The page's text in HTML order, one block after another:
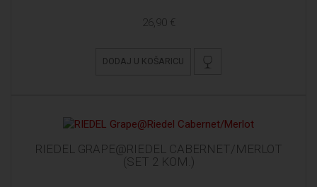
26,90 €
DODAJ U KOŠARICU
RIEDEL GRAPE@RIEDEL CABERNET/MERLOT
(SET 2 KOM.)